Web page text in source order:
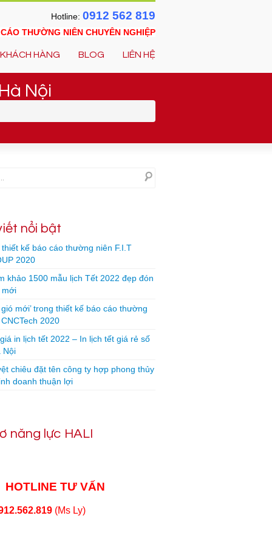
Hotline: 0912 562 819
THƯỜNG NIÊN CHUYÊN NGHIỆP
KHÁCH HÀNG BLOG LIÊN HỆ
Nội
nổi bật
kế báo cáo thường niên F.I.T
2020
khảo 1500 mẫu lịch Tết 2022 đẹp đón
mới
gió mới’ trong thiết kế báo cáo thường
2020
in lịch tết 2022 – In lịch tết giá rẻ số
Nội
chiêu đặt tên công ty hợp phong thủy
doanh thuận lợi
năng lực HALI
HOTLINE TƯ VẤN
(Ms Ly)